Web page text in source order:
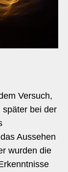
Versuch,
später bei der
Aussehen
wurden die